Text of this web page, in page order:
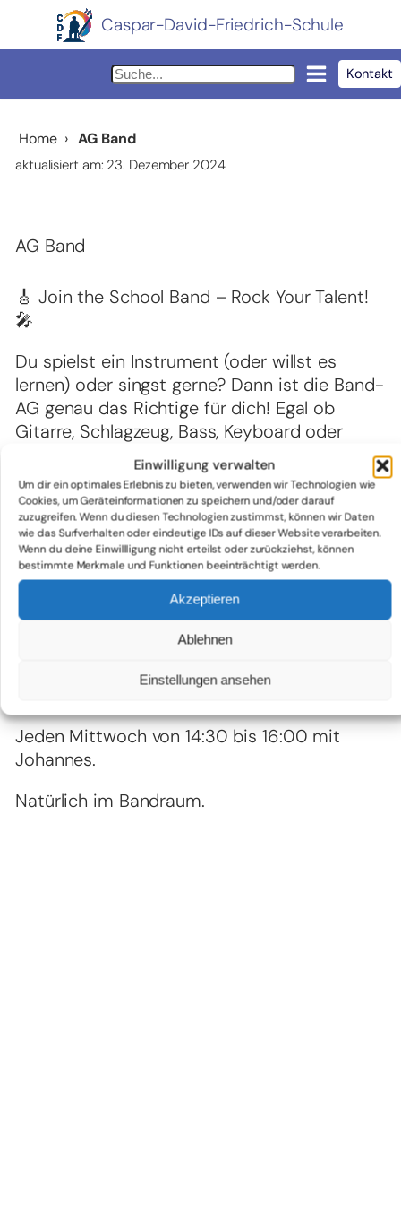
Einwilligung verwalten
Um dir ein optimales Erlebnis zu bieten, verwenden wir Technologien wie
Cookies, um Geräteinformationen zu speichern und/oder darauf
zuzugreifen. Wenn du diesen Technologien zustimmst, können wir Daten
wie das Surfverhalten oder eindeutige IDs auf dieser Website verarbeiten.
Wenn du deine Einwillligung nicht erteilst oder zurückziehst, können
bestimmte Merkmale und Funktionen beeinträchtigt werden.
Akzeptieren
Ablehnen
Einstellungen ansehen
Caspar-David-Friedrich-Schule
Kontakt
Home › AG Band
aktualisiert am: 23. Dezember 2024
AG Band
🎸 Join the School Band – Rock Your Talent!
🎤
Du spielst ein Instrument (oder willst es
lernen) oder singst gerne? Dann ist die Band-
AG genau das Richtige für dich! Egal ob
Gitarre, Schlagzeug, Bass, Keyboard oder
Gesang – bei uns kannst du zeigen, was in dir
steckt.
🎶 Für alle von Klasse 7 bis 10!
Proben, Auftritte und jede Menge Spaß
warten auf dich! Lerne coole Songs, treffe
neue Freunde und werde Teil unserer
Schulband.
Bock drauf? Dann los! 🤘🎶
Jeden Mittwoch von 14:30 bis 16:00 mit
Johannes.
Natürlich im Bandraum.